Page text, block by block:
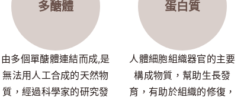
多醣體
由多個單醣體連結而成,是
無法用人工合成的天然物
質，經過科學家的研究發
蛋白質
人體細胞組織器官的主要
構成物質，幫助生長發
育，有助於組織的修復，